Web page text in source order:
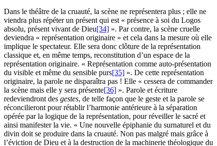
Dans le théâtre de la cruauté, la scène ne représentera plus ; elle ne
viendra plus répéter un présent qui est « présence à soi du Logos
absolu, présent vivant de Dieu[34] ». Par contre, la scène cruelle
deviendra « représentation originaire » et cela dans la mesure où elle
implique le spectateur. Elle sera donc clôture de la représentation
classique et, en même temps, reconstitution d’un espace de la
représentation originaire. « Représentation comme auto-présentation
du visible et même du sensible purs[35] ». De cette représentation
originaire, la parole ne disparaîtra pas ! Elle « cessera de commander
la scène mais elle y sera présente[36] ». Parole et écriture
redeviendront des gestes, de telle façon que le geste et la parole se
réconcilieront pour rétablir l’harmonie antérieure à la séparation
opérée par la logique de la représentation, pour réveiller le sacré et
ainsi manifester la vie. « Une nouvelle épiphanie du surnaturel et du
divin doit se produire dans la cruauté. Non pas malgré mais grâce à
l’éviction de Dieu et à la destruction de la machinerie théologique du